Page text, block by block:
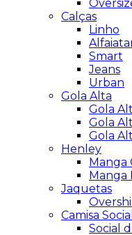
Calças
Linho
Smart
Jeans
Urban
Gola Alta
Gola
Gola
Gola
Henley
Manga
Manga
Jaquetas
Camisa Social
Social